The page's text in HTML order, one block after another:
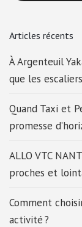
Articles récents
À Argenteuil
que les
Quand Taxi et
promesse
ALLO VTC
proches et
Comment
activité ?